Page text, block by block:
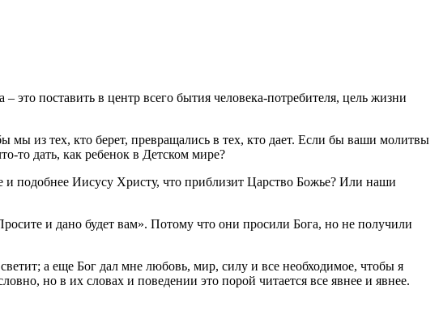
поставить в центр всего бытия человека-потребителя, цель жизни
мы из тех, кто берет, превращались в тех, кто дает. Если бы ваши молитвы
то дать, как ребенок в Детском мире?
подобнее Иисусу Христу, что приблизит Царство Божье? Или наши
и дано будет вам». Потому что они просили Бога, но не получили
а еще Бог дал мне любовь, мир, силу и все необходимое, чтобы я
но в их словах и поведении это порой читается все явнее и явнее.